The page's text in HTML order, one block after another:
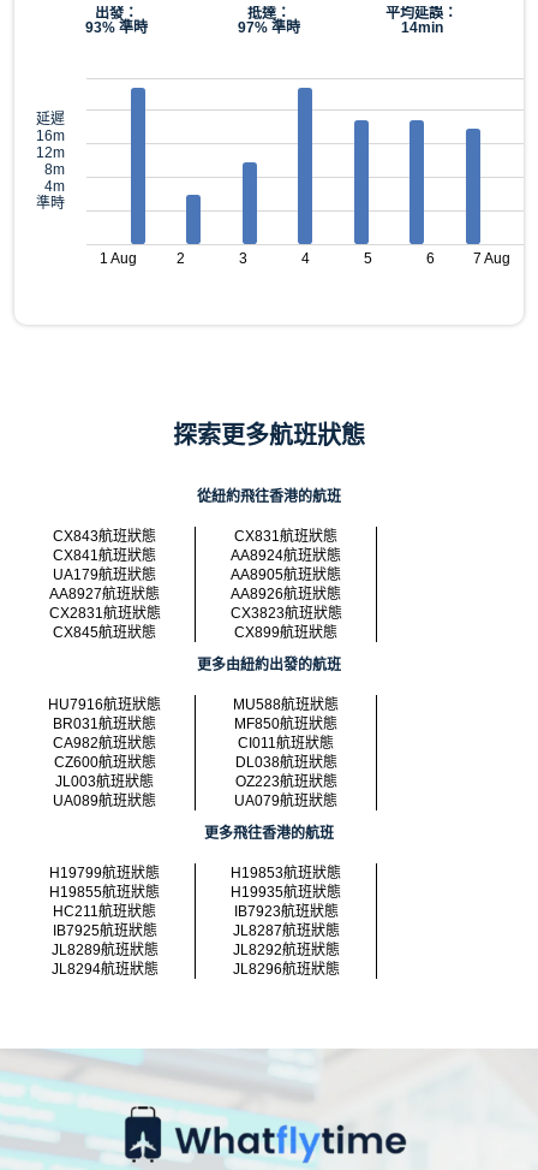
出發：
93% 準時
抵達：
97% 準時
平均延誤：
14min
延遲
16m
12m
8m
4m
準時
1 Aug 2 3 4 5 6 7 Aug
探索更多航班狀態
從紐約飛往香港的航班
CX843航班狀態
CX831航班狀態
CX841航班狀態
AA8924航班狀態
UA179航班狀態
AA8905航班狀態
AA8927航班狀態
AA8926航班狀態
CX2831航班狀態
CX3823航班狀態
CX845航班狀態
CX899航班狀態
更多由紐約出發的航班
HU7916航班狀態
MU588航班狀態
BR031航班狀態
MF850航班狀態
CA982航班狀態
CI011航班狀態
CZ600航班狀態
DL038航班狀態
JL003航班狀態
OZ223航班狀態
UA089航班狀態
UA079航班狀態
更多飛往香港的航班
H19799航班狀態
H19853航班狀態
H19855航班狀態
H19935航班狀態
HC211航班狀態
IB7923航班狀態
IB7925航班狀態
JL8287航班狀態
JL8289航班狀態
JL8292航班狀態
JL8294航班狀態
JL8296航班狀態